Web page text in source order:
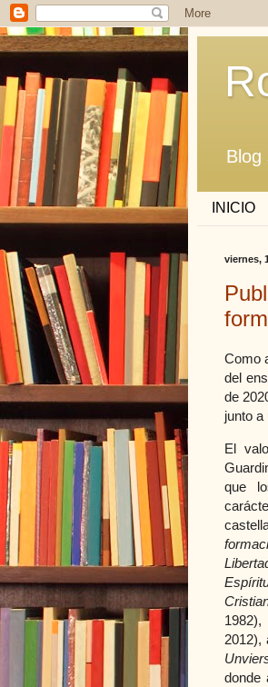
Blog
INICIO
viernes,
Como
del
de
junto a
El
que
1982),
2012),
donde